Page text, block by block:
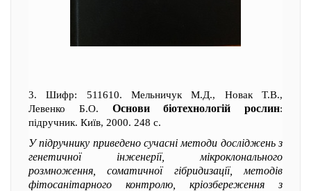
3. Шифр: 511610. Мельничук М.Д., Новак Т.В.,
Левенко Б.О. Основи біотехнологій рослин:
підручник. Київ, 2000. 248 с.
У підручнику приведено сучасні методи досліджень з
генетичної інженерії, мікроклонального
розмноження, соматичної гібридизації, методів
фітосанітарного контролю, кріозбереження з